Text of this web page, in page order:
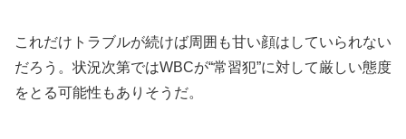
これだけトラブルが続けば周囲も甘い顔はしていられない
だろう。状況次第ではWBCが“常習犯”に対して厳しい態度
をとる可能性もありそうだ。